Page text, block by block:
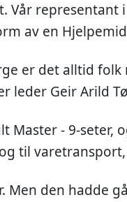
Vår representant
av en
er det alltid folk
leder Geir Arild
Master - 9-
til
Men den hadde